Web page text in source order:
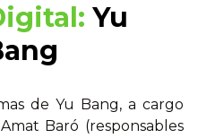
Yu
de Yu Bang, a cargo
Baró (responsables